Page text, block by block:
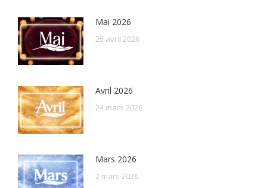
Mai 2026
25 avril 2026
Avril 2026
24 mars 2026
Mars 2026
2 mars 2026